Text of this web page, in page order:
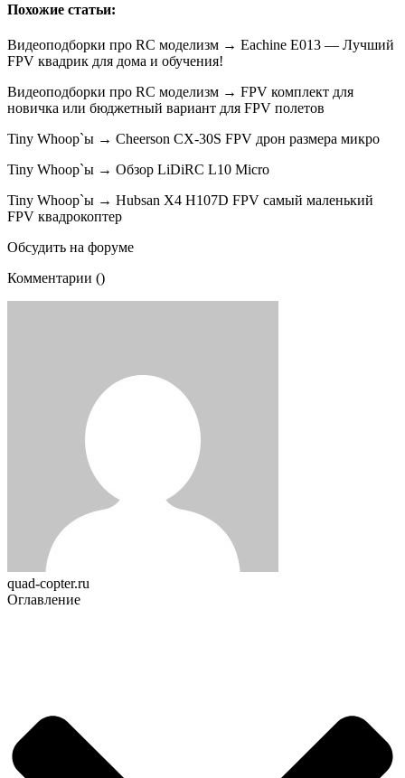
Похожие статьи:
Видеоподборки про RC моделизм → Eachine E013 — Лучший
FPV квадрик для дома и обучения!
Видеоподборки про RC моделизм → FPV комплект для
новичка или бюджетный вариант для FPV полетов
Tiny Whoop`ы → Cheerson CX-30S FPV дрон размера микро
Tiny Whoop`ы → Обзор LiDiRC L10 Micro
Tiny Whoop`ы → Hubsan X4 H107D FPV самый маленький
FPV квадрокоптер
Обсудить на форуме
Комментарии ()
quad-copter.ru
Оглавление